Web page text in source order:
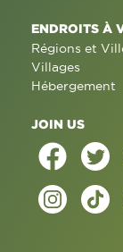
ENDROITS À
Régions et
Villages
Hébergement
JOIN US